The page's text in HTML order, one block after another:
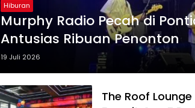
Hiburan
Murphy Radio Pecah di
Antusias Ribuan Penonton
19 Juli 2026
The Roof